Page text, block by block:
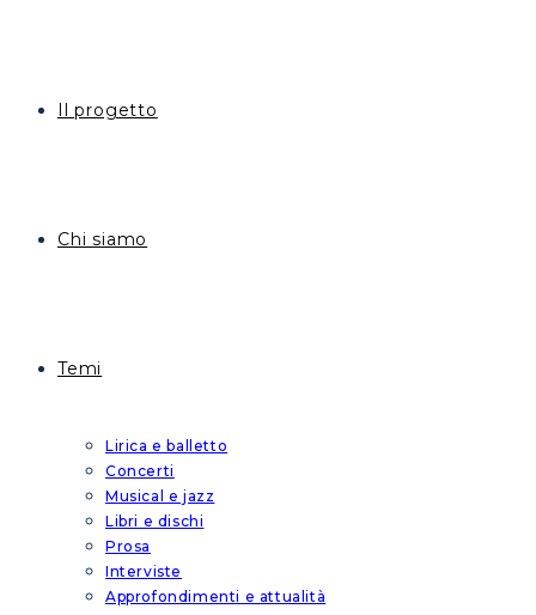
Il progetto
Chi siamo
Temi
Lirica e balletto
Concerti
Musical e jazz
Libri e dischi
Prosa
Interviste
Approfondimenti e attualità